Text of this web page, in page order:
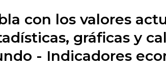
con los valores
gráficas y
- Indicadores